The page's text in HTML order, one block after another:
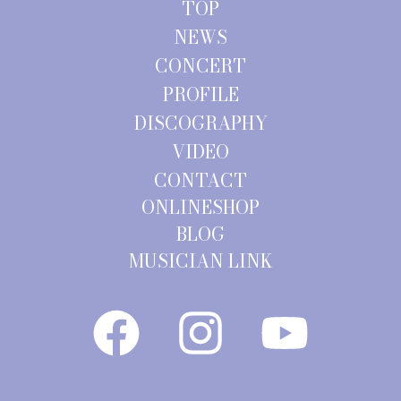
TOP
NEWS
CONCERT
PROFILE
DISCOGRAPHY
VIDEO
CONTACT
ONLINESHOP
BLOG
MUSICIAN LINK